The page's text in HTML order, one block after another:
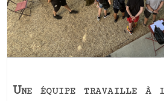
Une équipe travaille à